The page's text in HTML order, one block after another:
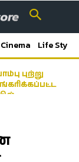
Cinema Life Style
புற்று